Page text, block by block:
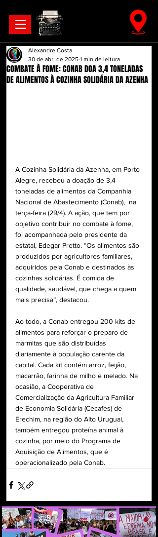
COMBATE À FOME: CONAB DOA 3,4 TONELADAS
DE ALIMENTOS À COZINHA SOLIDÁRIA DA AZENHA
Alexandre Costa
30 de abr. de 2025 1 min de leitura
A Cozinha Solidária da Azenha, em Porto
Alegre, recebeu a doação de 3,4
toneladas de alimentos da Companhia
Nacional de Abastecimento (Conab),  na
terça-feira (29/4). A ação, que tem por
objetivo contribuir no combate à fome,
foi acompanhada pelo presidente da
estatal, Edegar Pretto. “Os alimentos são
produzidos por agricultores familiares,
adquiridos pela Conab e destinados às
cozinhas solidárias. É comida de
qualidade, saudável, que chega a quem
mais precisa”, destacou.
Ao todo, a Conab entregou 200 kits de
alimentos para reforçar o preparo de
marmitas que são distribuídas
diariamente à população carente da
capital. Cada kit contém arroz, feijão,
macarrão, farinha de milho e melado. Na
ocasião, a Cooperativa de
Comercialização da Agricultura Familiar
de Economia Solidária (Cecafes) de
Erechim, na região do Alto Uruguai,
também entregou proteína animal à
cozinha, por meio do Programa de
Aquisição de Alimentos, que é
operacionalizado pela Conab.